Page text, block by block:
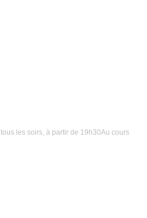
les soirs, à partir de 19h30Au cours